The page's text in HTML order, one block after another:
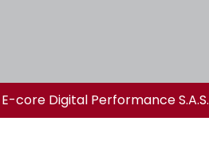
E-core Digital Performance S.A.S.